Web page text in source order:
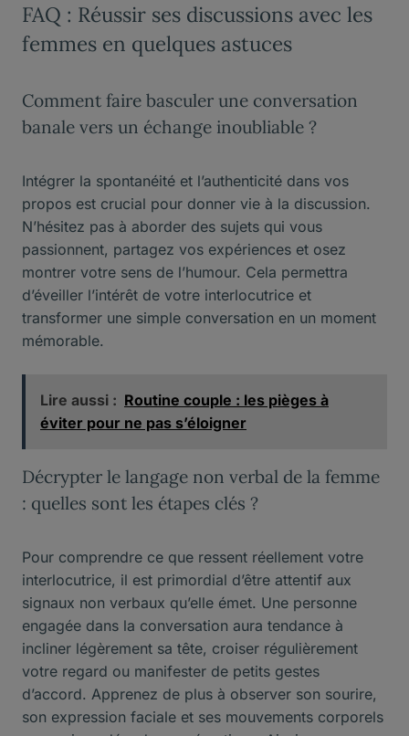
FAQ : Réussir ses discussions avec les
femmes en quelques astuces
Comment faire basculer une conversation
banale vers un échange inoubliable ?
Intégrer la spontanéité et l’authenticité dans vos
propos est crucial pour donner vie à la discussion.
N’hésitez pas à aborder des sujets qui vous
passionnent, partagez vos expériences et osez
montrer votre sens de l’humour. Cela permettra
d’éveiller l’intérêt de votre interlocutrice et
transformer une simple conversation en un moment
mémorable.
Lire aussi : Routine couple : les pièges à
éviter pour ne pas s’éloigner
Décrypter le langage non verbal de la femme
: quelles sont les étapes clés ?
Pour comprendre ce que ressent réellement votre
interlocutrice, il est primordial d’être attentif aux
signaux non verbaux qu’elle émet. Une personne
engagée dans la conversation aura tendance à
incliner légèrement sa tête, croiser régulièrement
votre regard ou manifester de petits gestes
d’accord. Apprenez de plus à observer son sourire,
son expression faciale et ses mouvements corporels